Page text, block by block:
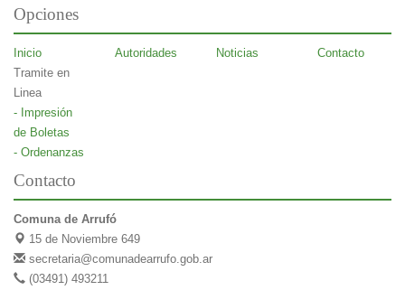
Opciones
Inicio Autoridades Noticias
Contacto
Tramite en
Linea
- Impresión
de Boletas
- Ordenanzas
Contacto
Comuna de Arrufó
15 de Noviembre 649
secretaria@comunadearrufo.gob.ar
(03491) 493211